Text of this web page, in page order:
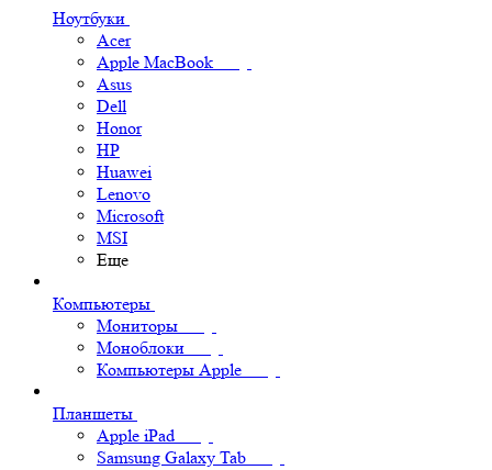
Ноутбуки
Acer
Apple MacBook
Asus
Dell
Honor
HP
Huawei
Lenovo
Microsoft
MSI
Еще
Компьютеры
Мониторы
Моноблоки
Компьютеры Apple
Планшеты
Apple iPad
Samsung Galaxy Tab